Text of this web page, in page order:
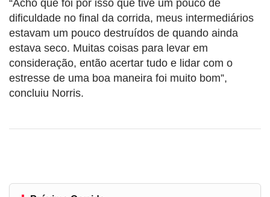
“Acho que foi por isso que tive um pouco de
dificuldade no final da corrida, meus intermediários
estavam um pouco destruídos de quando ainda
estava seco. Muitas coisas para levar em
consideração, então acertar tudo e lidar com o
estresse de uma boa maneira foi muito bom”,
concluiu Norris.